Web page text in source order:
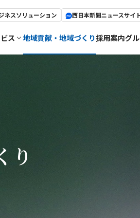
ネスソリューション 西日本新聞ニュースサイ
ス 地域貢献・地域づくり採用案内グ
り